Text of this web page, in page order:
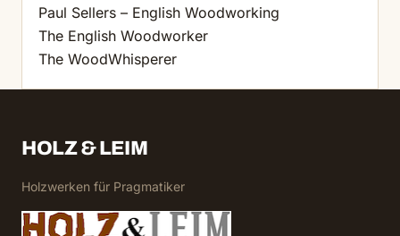
Paul Sellers – English Woodworking
The English Woodworker
The WoodWhisperer
HOLZ & LEIM
Holzwerken für Pragmatiker